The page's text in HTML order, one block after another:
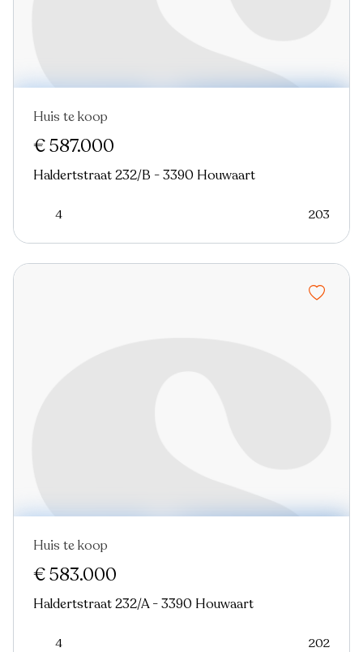
Huis te koop
€ 587.000
Haldertstraat 232/B - 3390 Houwaart
4 203
Huis te koop
€ 583.000
Haldertstraat 232/A - 3390 Houwaart
4 202